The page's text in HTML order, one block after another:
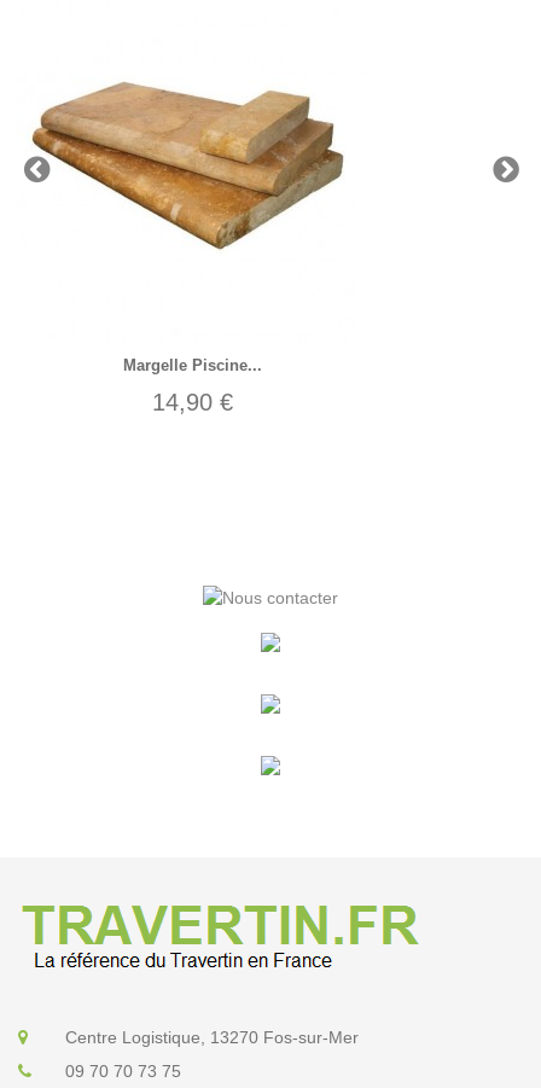
Margelle Piscine...
14,90 €
Centre Logistique, 13270 Fos-sur-Mer
09 70 70 73 75